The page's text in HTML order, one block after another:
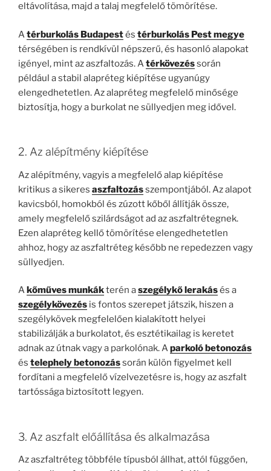
eltávolítása, majd a talaj megfelelő tömörítése.
Atérburkolás Budapestés térburkolás Pest megye
térségében is rendkívül népszerű, és hasonló alapokat
igényel, mint az aszfaltozás. Atérkövezéssorán
például a stabil alapréteg kiépítése ugyanúgy
elengedhetetlen. Az alapréteg megfelelő minősége
biztosítja, hogy a burkolat ne süllyedjen meg idővel.
2. Az alépítmény kiépítése
Az alépítmény, vagyis a megfelelő alap kiépítése
kritikus a sikeres aszfaltozásszempontjából. Az alapot
kavicsból, homokból és zúzott kőből állítják össze,
amely megfelelő szilárdságot ad az aszfaltrétegnek.
Ezen alapréteg kellő tömörítése elengedhetetlen
ahhoz, hogy az aszfaltréteg később ne repedezzen vagy
süllyedjen.
A kőműves munkákterén aszegélykő lerakásés a
szegélykövezés is fontos szerepet játszik, hiszen a
szegélykövek megfelelően kialakított helyei
stabilizálják a burkolatot, és esztétikailag is keretet
adnak az útnak vagy a parkolónak. Aparkoló betonozás
és telephely betonozássorán külön figyelmet kell
fordítani a megfelelő vízelvezetésre is, hogy az aszfalt
tartóssága biztosított legyen.
3. Az aszfalt előállítása és alkalmazása
Az aszfaltréteg többféle típusból állhat, attól függően,